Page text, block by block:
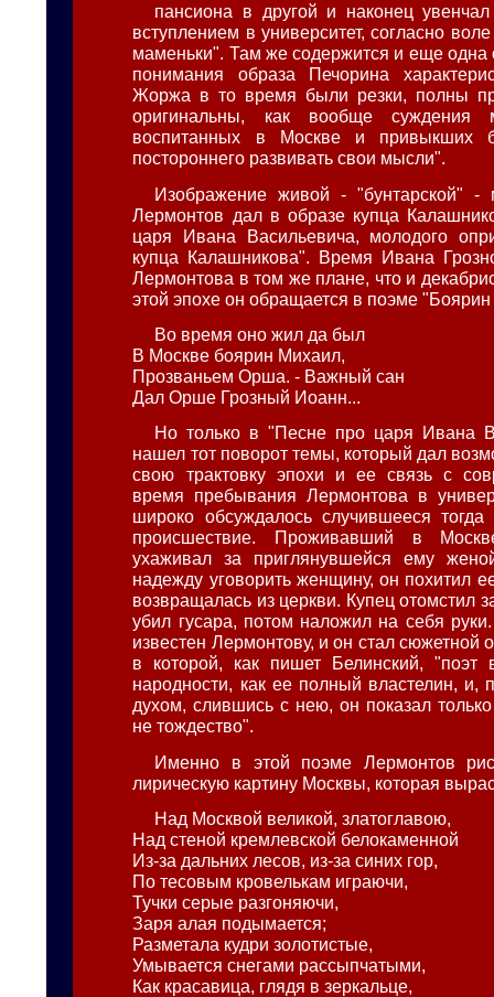
пансиона в другой и наконец увенчал
вступлением в университет, согласно
маменьки". Там же содержится и еще одна
понимания образа Печорина
Жоржа в то время были резки, полны
оригинальны, как вообще суждения
воспитанных в Москве и привыкших
постороннего развивать свои мысли".
Изображение живой - "бунтарской" -
Лермонтов дал в образе купца
царя Ивана Васильевича, молодого
купца Калашникова". Время Ивана
Лермонтова в том же плане, что и
этой эпохе он обращается в поэме
Во время оно жил да был
В Москве боярин Михаил,
Прозваньем Орша. - Важный сан
Дал Орше Грозный Иоанн...
Но только в "Песне про царя Ивана
нашел тот поворот темы, который дал
свою трактовку эпохи и ее связь с
время пребывания Лермонтова в
широко обсуждалось случившееся тогда
происшествие. Проживавший в
ухаживал за приглянувшейся ему
надежду уговорить женщину, он похитил
возвращалась из церкви. Купец отомстил
убил гусара, потом наложил на себя
известен Лермонтову, и он стал сюжетной
в которой, как пишет Белинский, "поэт
народности, как ее полный властелин, и,
духом, слившись с нею, он показал
не тождество".
Именно в этой поэме Лермонтов
лирическую картину Москвы, которая
Над Москвой великой, златоглавою,
Над стеной кремлевской белокаменной
Из-за дальних лесов, из-за синих гор,
По тесовым кровелькам играючи,
Тучки серые разгоняючи,
Заря алая подымается;
Разметала кудри золотистые,
Умывается снегами рассыпчатыми,
Как красавица, глядя в зеркальце,